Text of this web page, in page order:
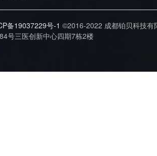
备19037229号-1 ©2016-2022 成都铂贝科技
号三医创新中心四期7栋2楼